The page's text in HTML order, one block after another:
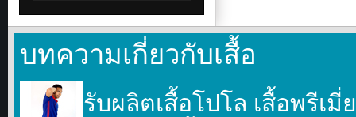
บทความเกี่ยวกับเสื้อ
รับผลิตเสื้อโปโล เสื้อพรีเ